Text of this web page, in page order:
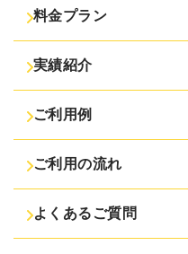
料金プラン
実績紹介
ご利用例
ご利用の流れ
よくあるご質問